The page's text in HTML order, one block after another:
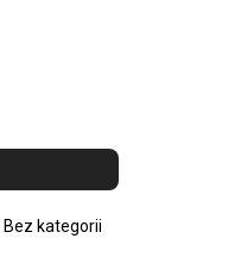
Bez kategorii